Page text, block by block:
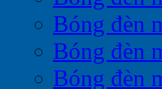
Bóng đèn
Bóng đèn
Bóng đèn